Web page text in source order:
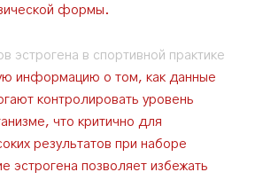
формы.
эстрогена в спортивной практике
информацию о том, как данные
контролировать уровень
что критично для
результатов при наборе
эстрогена позволяет избежать